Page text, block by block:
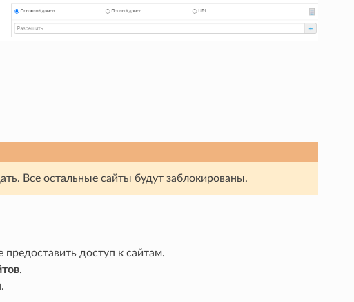
Все остальные сайты будут заблокированы.
доступ к сайтам.
.